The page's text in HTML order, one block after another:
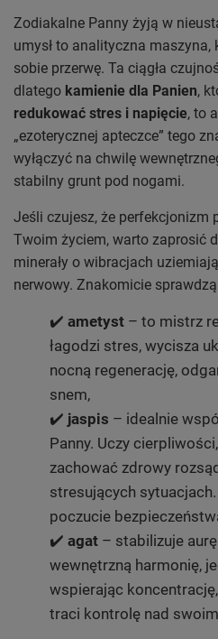
Zodiakalne Panny żyją w
umysł to analityczna
sobie przerwę. Ta ciągła
dlatego kamienie dla Panien,
redukować stres i napięcie, to
„ezoterycznej apteczce” tego
wyłączyć na chwilę
stabilny grunt pod nogami.
Jeśli czujesz, że perfekcjonizm
Twoim życiem, warto zaprosić
minerały o wibracjach
nerwowy. Znakomicie
✔️ ametyst – to mistrz
łagodzi stres, wycisza
nocną regenerację,
snem,
✔️ jaspis – idealnie
Panny. Uczy
zachować zdrowy
stresujących
poczucie
✔️ agat – stabilizuje
wewnętrzną harmonię,
wspierając koncentrację,
traci kontrolę nad